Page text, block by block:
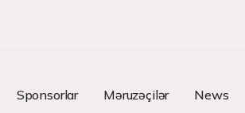
Sponsorlar Məruzəçilər News